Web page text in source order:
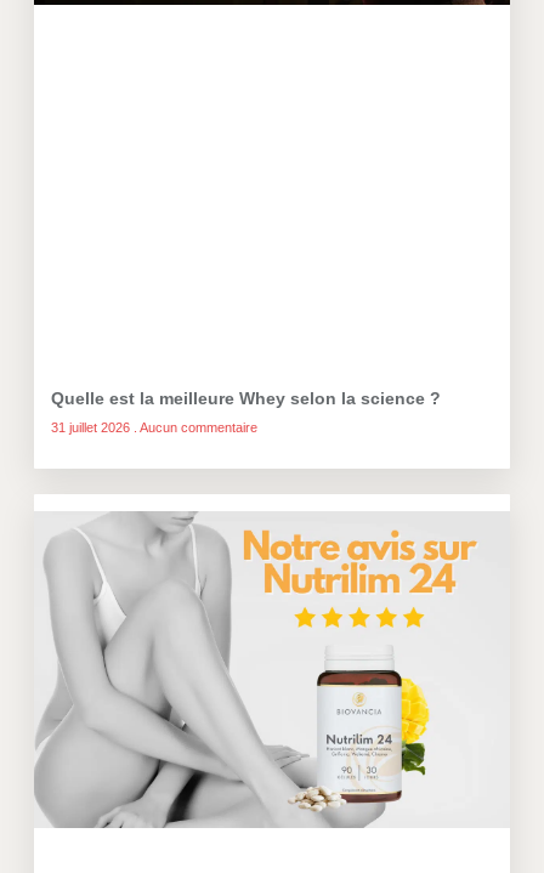
Quelle est la meilleure Whey selon la science ?
31 juillet 2026 Aucun commentaire